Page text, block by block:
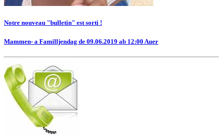
Notre nouveau "bulletin" est sorti !
Mammen- a Familljendag de 09.06.2019 ab 12:00 Auer